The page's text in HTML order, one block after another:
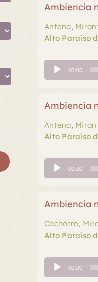
Ambiencia
Antena,
Alto Paraíso
Tocador
de
00:00
Ambiencia
Antena,
Alto Paraíso
Tocador
de
00:00
Ambiencia
Cachorro,
Alto Paraíso
Tocador
de
00:00